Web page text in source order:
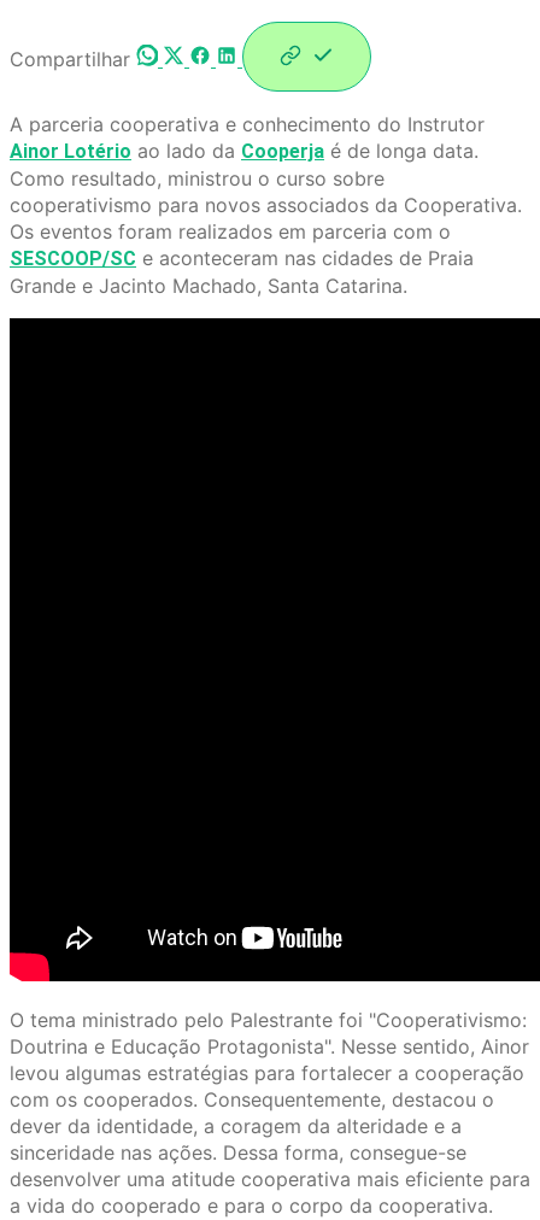
Compartilhar
A parceria cooperativa e conhecimento do Instrutor
Ainor Lotério ao lado da Cooperja é de longa data.
Como resultado, ministrou o curso sobre
cooperativismo para novos associados da Cooperativa.
Os eventos foram realizados em parceria com o
SESCOOP/SC e aconteceram nas cidades de Praia
Grande e Jacinto Machado, Santa Catarina.
O tema ministrado pelo Palestrante foi "Cooperativismo:
Doutrina e Educação Protagonista". Nesse sentido, Ainor
levou algumas estratégias para fortalecer a cooperação
com os cooperados. Consequentemente, destacou o
dever da identidade, a coragem da alteridade e a
sinceridade nas ações. Dessa forma, consegue-se
desenvolver uma atitude cooperativa mais eficiente para
a vida do cooperado e para o corpo da cooperativa.